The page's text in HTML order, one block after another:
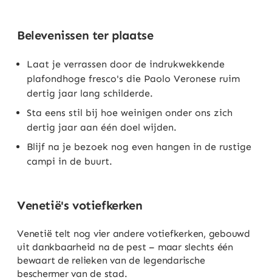
Belevenissen ter plaatse
Laat je verrassen door de indrukwekkende
plafondhoge fresco's die Paolo Veronese ruim
dertig jaar lang schilderde.
Sta eens stil bij hoe weinigen onder ons zich
dertig jaar aan één doel wijden.
Blijf na je bezoek nog even hangen in de rustige
campi in de buurt.
Venetië's votiefkerken
Venetië telt nog vier andere votiefkerken, gebouwd
uit dankbaarheid na de pest – maar slechts één
bewaart de relieken van de legendarische
beschermer van de stad.